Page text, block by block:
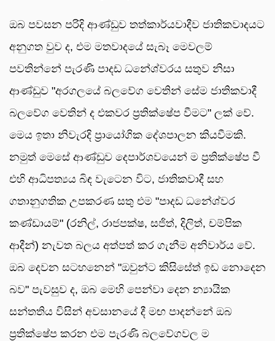
ඔබ පවසන පරිදි ආණ්ඩුව තත්කාර්යවාදීව ජාතිකවාදයට
අනුගත වුව ද, එම මතවාදයේ සැබෑ මෙවලම්
පවතින්නේ පැරණි පාදඩ ධනේශ්වරය සතුව නිසා
ආණ්ඩුව "අරගලයේ බලවේග වෙතින් සේම ජාතිකවාදී
බලවේග වෙතින් ද එකවර ප්‍රතික්ෂේප වීමට" ලක් වේ.
මෙය ඉතා නිවැරදි ප්‍රායෝගික දේශපාලන කියවීමකි.
නමුත් මෙසේ ආණ්ඩුව දෙපාර්ශවයෙන් ම ප්‍රතික්ෂේප වී
එහි ආධිපත්‍යය බිඳ වැටෙන විට, ජාතිකවාදී සහ
ගතානුගතික උපකරණ සතු එම "පාදඩ ධනේශ්වර
කණ්ඩායම්" (රනිල්, රාජපක්ෂ, සජිත්, දිලිත්, චම්පික
ආදීන්) නැවත බලය අත්පත් කර ගැනීම අනිවාර්ය වේ.
ඔබ දෙවන සටහනෙන් "ඔවුන්ට කිසිසේත් ඉඩ නොදෙන
බව" පැවසුව ද, ඔබ මෙහි පෙන්වා දෙන න්‍යායික
සන්තතිය විසින් අවසානයේ දී මඟ පාදන්නේ ඔබ
ප්‍රතික්ෂේප කරන එම පැරණි බලවේගවල ම